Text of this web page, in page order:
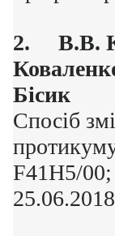
2. В.В.
Бісик
Спосіб
F41H5/